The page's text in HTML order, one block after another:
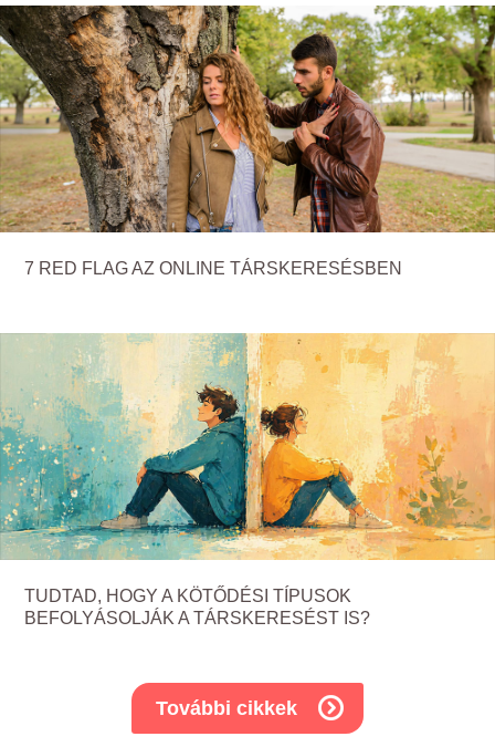
7 RED FLAG AZ ONLINE TÁRSKERESÉSBEN
TUDTAD, HOGY A KÖTŐDÉSI TÍPUSOK
BEFOLYÁSOLJÁK A TÁRSKERESÉST IS?
További cikkek